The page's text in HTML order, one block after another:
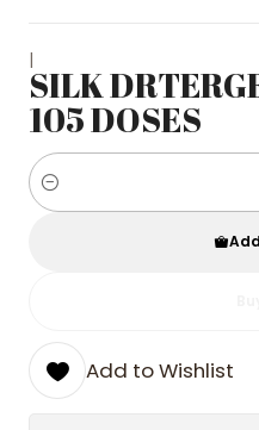
|
SILK
105 DOSES
Quantity
Add to Wishlist